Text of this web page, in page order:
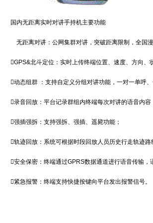
国内无距离实时对讲手持机主要功能
无距离对讲：公网集群对讲，突破距离限制，全国
GPS&北斗定位：实时上传终端位置、速度、方向、
动态组群 ：支持自定义分组对讲功能，一对一单呼
录音回放：平台记录群组内终端每次对讲的语音内
强插强拆：支持强拆、强插、遥毙功能；
轨迹回放：系统可根据时段回放人员历史行走轨迹路
安全保密：终端通过GPRS数据通道进行语音传输，
紧急报警：终端支持快捷按键向平台发出报警信号。